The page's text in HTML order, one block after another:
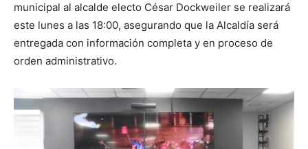
municipal al alcalde electo César Dockweiler se realizará
este lunes a las 18:00, asegurando que la Alcaldía será
entregada con información completa y en proceso de
orden administrativo.